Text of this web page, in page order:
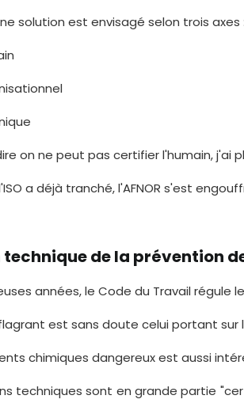
solution est envisagé selon trois axes
on ne peut pas certifier l'humain,
a déjà tranché, l'AFNOR s'est
de la prévention
années, le Code du Travail régule
est sans doute celui portant
chimiques dangereux est aussi
techniques sont en grande partie